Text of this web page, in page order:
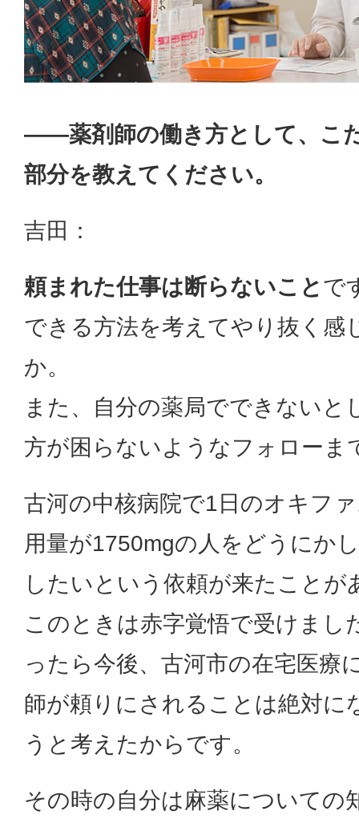
——薬剤師の働き方として、こ
部分を教えてください。
吉田：
頼まれた仕事は断らないことで
できる方法を考えてやり抜く感
か。
また、自分の薬局でできないと
方が困らないようなフォローま
古河の中核病院で1日のオキフ
用量が1750mgの人をどうにか
したいという依頼が来たことが
このときは赤字覚悟で受けまし
ったら今後、古河市の在宅医療
師が頼りにされることは絶対に
うと考えたからです。
その時の自分は麻薬についての